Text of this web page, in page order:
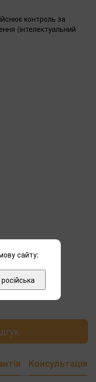
контроль за
(інтелектуальний
Консультація
сайту:
російська